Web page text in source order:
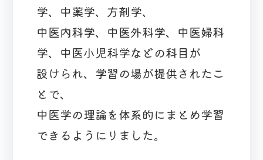
学、中薬学、方剤学、
中医内科学、中医外科学、中医婦科
学、中医小児科学などの科目が
設けられ、学習の場が提供されたこ
とで、
中医学の理論を体系的にまとめ学習
できるようにりました。